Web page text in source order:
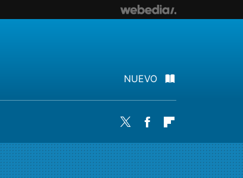
NUEVO
Twitter Facebook